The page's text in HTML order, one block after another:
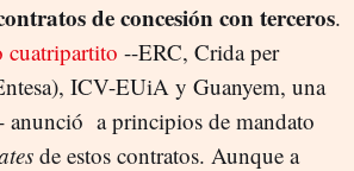
de concesión con terceros.
cuatripartito --ERC, Crida per
ICV-EUiA y Guanyem, una
anunció a principios de mandato
de estos contratos. Aunque a